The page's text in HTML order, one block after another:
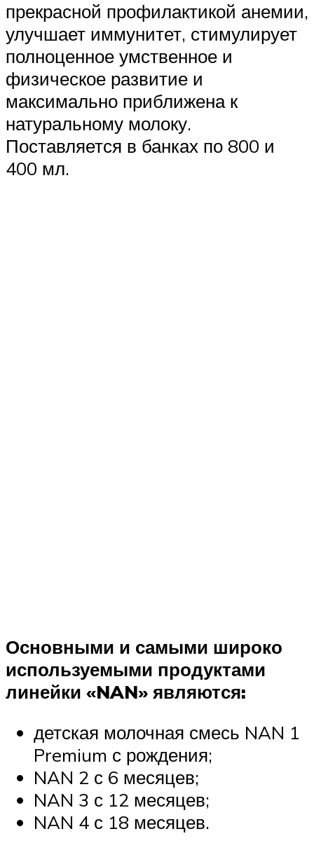
прекрасной профилактикой анемии,
улучшает иммунитет, стимулирует
полноценное умственное и
физическое развитие и
максимально приближена к
натуральному молоку.
Поставляется в банках по 800 и
400 мл.
Основными и самыми широко
используемыми продуктами
линейки «NAN» являются:
детская молочная смесь NAN 1
Premium с рождения;
NAN 2 с 6 месяцев;
NAN 3 с 12 месяцев;
NAN 4 с 18 месяцев.